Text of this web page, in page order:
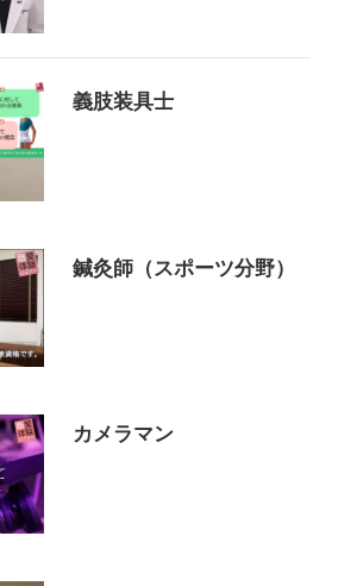
義肢装具士
鍼灸師（スポーツ分野）
カメラマン